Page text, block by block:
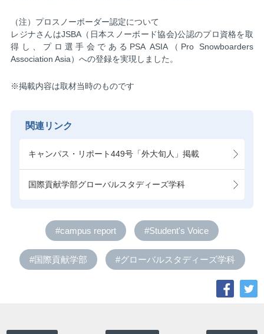
（注）プロスノーボーダー認定について
レジナさんはJSBA（日本スノーボード協会)公認のプロ資格を取
得し、プロ選手会であるPSA ASIA（Pro Snowboarders
Association Asia）への登録を実現しました。
※掲載内容は取材当時のものです
関連リンク
キャンパス・リポート449号「外大旬人」掲載
国際貢献学部グローバルスタディーズ学科
#campus report #Student's Voice
#国際貢献学部 #グローバルスタディーズ学科